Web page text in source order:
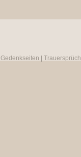
Gedenkseiten